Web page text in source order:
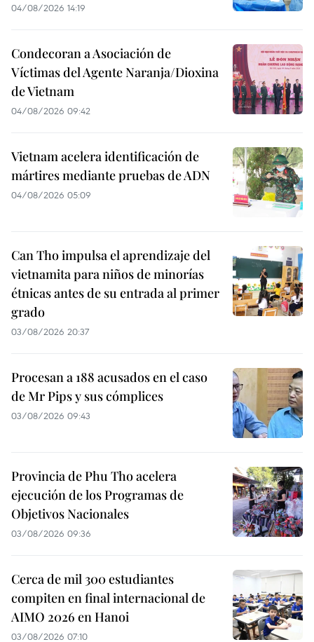
04/08/2026 14:19
Condecoran a Asociación de
Víctimas del Agente Naranja/Dioxina
de Vietnam
04/08/2026 09:42
Vietnam acelera identificación de
mártires mediante pruebas de ADN
04/08/2026 05:09
Can Tho impulsa el aprendizaje del
vietnamita para niños de minorías
étnicas antes de su entrada al primer
grado
03/08/2026 20:37
Procesan a 188 acusados en el caso
de Mr Pips y sus cómplices
03/08/2026 09:43
Provincia de Phu Tho acelera
ejecución de los Programas de
Objetivos Nacionales
03/08/2026 09:36
Cerca de mil 300 estudiantes
compiten en final internacional de
AIMO 2026 en Hanoi
03/08/2026 07:10